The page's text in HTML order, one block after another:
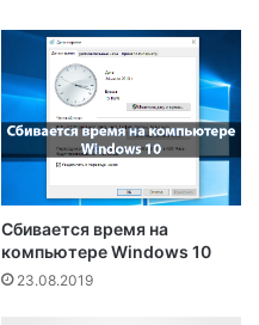
Сбивается время на
компьютере Windows 10
23.08.2019